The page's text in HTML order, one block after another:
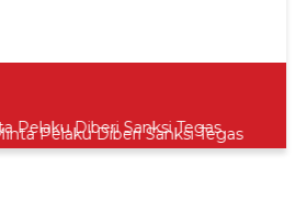
Diberi Sanksi Tegas